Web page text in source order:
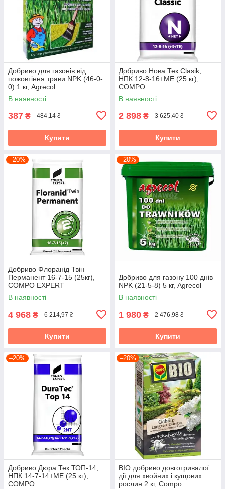
Добриво для газонів від
пожовтіння трави NPK (46-0-
0) 1 кг, Agrecol
В наявності
387 ₴ 484,14 ₴
Купити
Добриво Нова Тек Clasik,
НПК 12-8-16+МЕ (25 кг),
COMPO
В наявності
2 898 ₴ 3 625,40 ₴
Купити
–20%
Добриво Флоранід Твін
Перманент 16-7-15 (25кг),
COMPO EXPERT
В наявності
4 968 ₴ 6 214,97 ₴
Купити
–20%
Добриво для газону 100 днів
NPK (21-5-8) 5 кг, Agrecol
В наявності
1 980 ₴ 2 476,98 ₴
Купити
–20%
Добриво Дюра Тек ТОП-14,
НПК 14-7-14+МЕ (25 кг),
COMPO
–20%
BIO добриво довготривалої
дії для хвойних і кущових
рослин 2 кг, Compo